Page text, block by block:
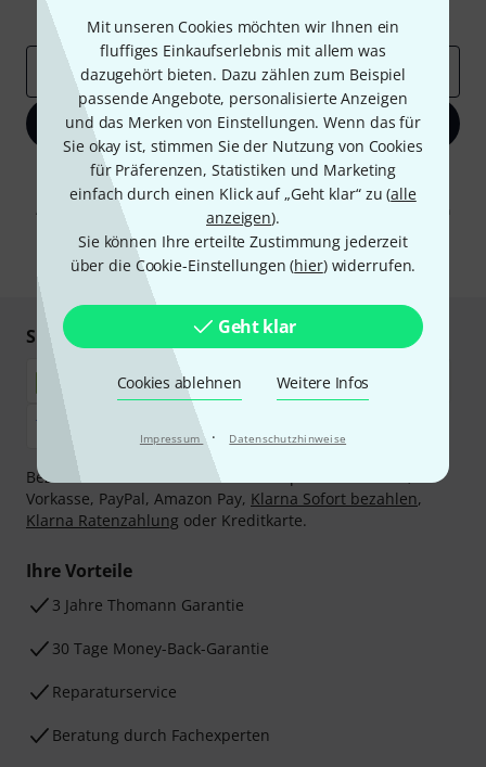
Mit unseren Cookies möchten wir Ihnen ein
fluffiges Einkaufserlebnis mit allem was
dazugehört bieten. Dazu zählen zum Beispiel
passende Angebote, personalisierte Anzeigen
und das Merken von Einstellungen. Wenn das für
Sie okay ist, stimmen Sie der Nutzung von Cookies
für Präferenzen, Statistiken und Marketing
einfach durch einen Klick auf „Geht klar“ zu (alle
anzeigen).
Sie können Ihre erteilte Zustimmung jederzeit
über die Cookie-Einstellungen (hier) widerrufen.
Geht klar
Cookies ablehnen Weitere Infos
Impressum · Datenschutzhinweise
Inspirierende Beiträge
Deals Thomann Insights
E-Mail-Adresse*
Jetzt anmelden
Mit Klick auf „Jetzt anmelden“ stimmen Sie dem Erhalt von E-Mail-
Werbung und einer Messung des E-Mail-Nutzungsverhaltens zu. Die
Abmeldung ist jederzeit möglich. Weitere Informationen finden Sie in
Datenschutzhinweisen
* Pflichtfeld
Sicher einkaufen & bezahlen
Bezahlen Sie vertraulich und sicher per Nachnahme,
Vorkasse, PayPal, Amazon Pay, Klarna Sofort bezahlen,
Klarna Ratenzahlung oder Kreditkarte.
Ihre Vorteile
3 Jahre Thomann Garantie
30 Tage Money-Back-Garantie
Reparaturservice
Beratung durch Fachexperten